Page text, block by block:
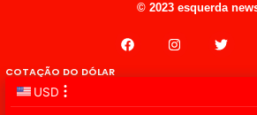
© 2023 esquerda
COTAÇÃO DO DÓLAR